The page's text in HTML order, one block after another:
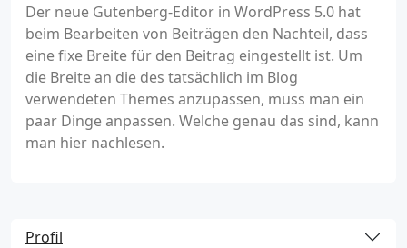
Der neue Gutenberg-Editor in WordPress 5.0 hat
beim Bearbeiten von Beiträgen den Nachteil, dass
eine fixe Breite für den Beitrag eingestellt ist. Um
die Breite an die des tatsächlich im Blog
verwendeten Themes anzupassen, muss man ein
paar Dinge anpassen. Welche genau das sind, kann
man hier nachlesen.
Profil